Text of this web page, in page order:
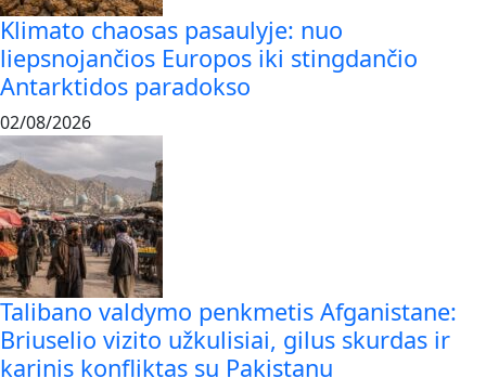
Klimato chaosas pasaulyje: nuo
liepsnojančios Europos iki stingdančio
Antarktidos paradokso
02/08/2026
Talibano valdymo penkmetis Afganistane:
Briuselio vizito užkulisiai, gilus skurdas ir
karinis konfliktas su Pakistanu